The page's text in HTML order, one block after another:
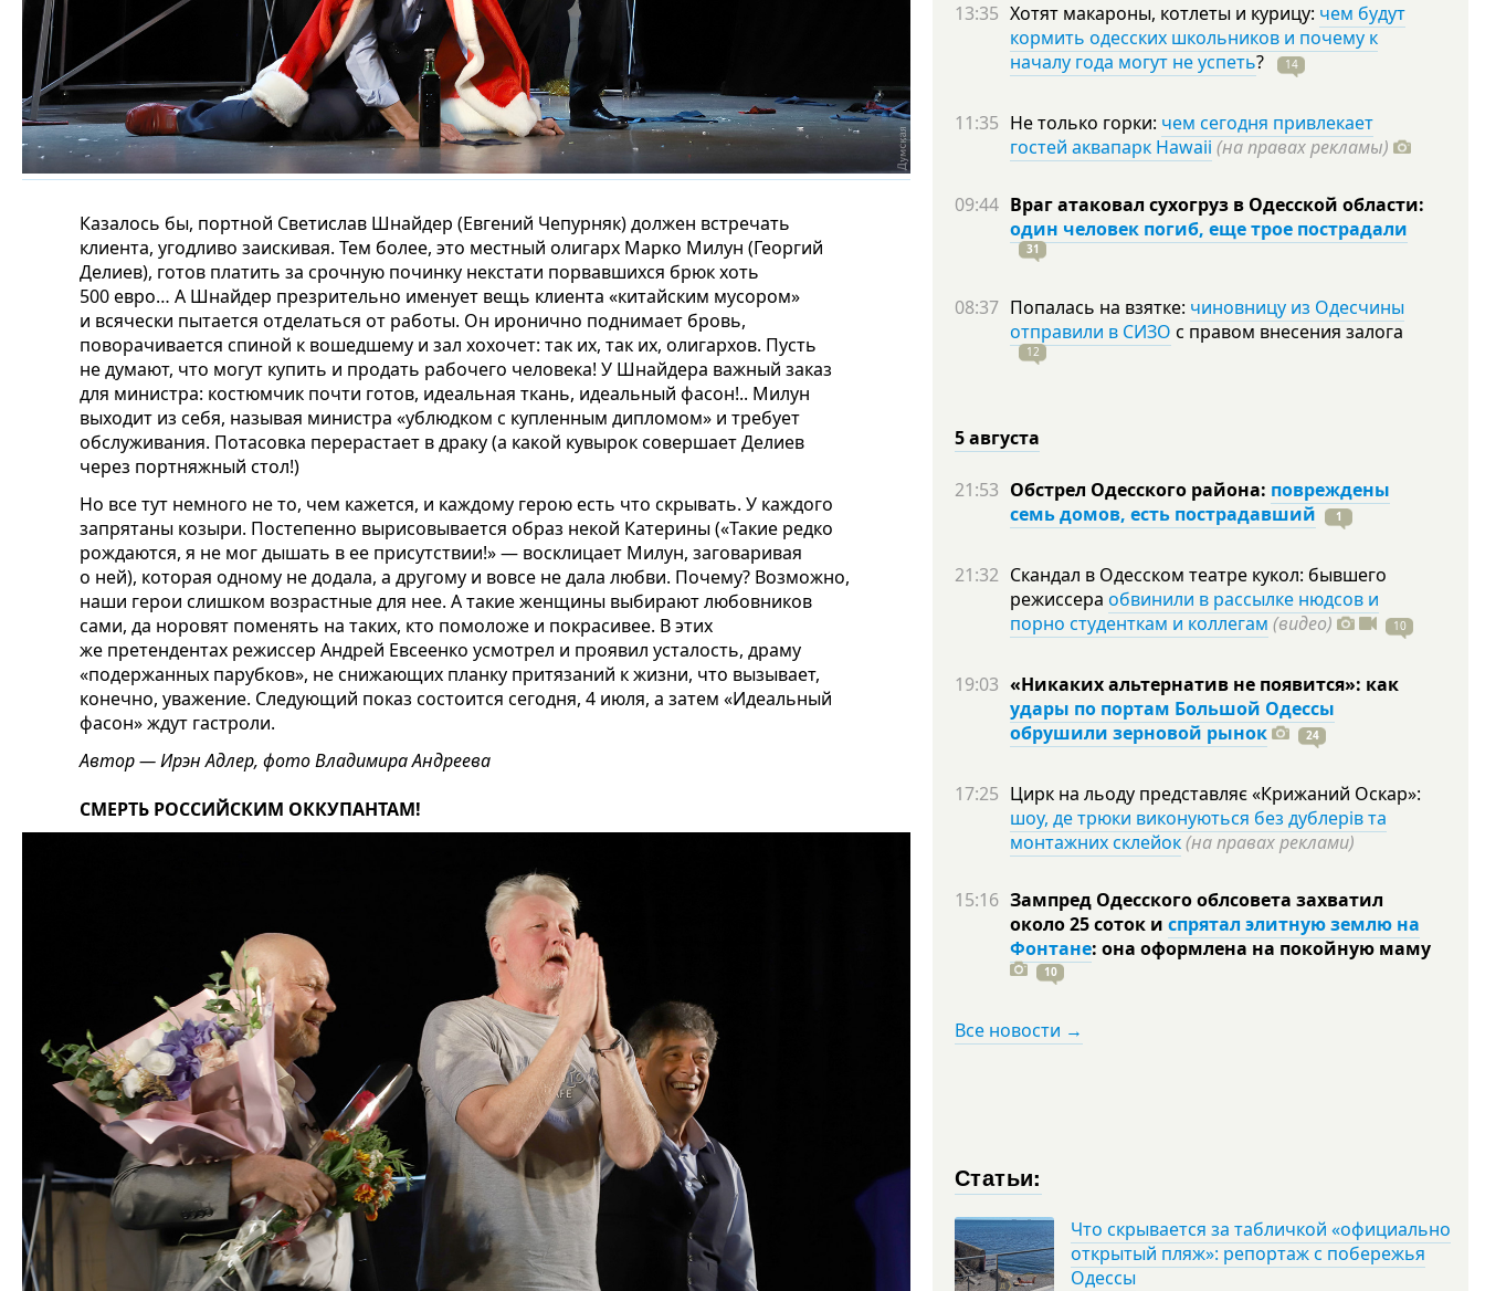
Казалось бы, портной Светислав Шнайдер (Евгений Чепурняк) должен встречать
клиента, угодливо заискивая. Тем более, это местный олигарх Марко Милун (Георгий
Делиев), готов платить за срочную починку некстати порвавшихся брюк хоть
500 евро… А Шнайдер презрительно именует вещь клиента «китайским мусором»
и всячески пытается отделаться от работы. Он иронично поднимает бровь,
поворачивается спиной к вошедшему и зал хохочет: так их, так их, олигархов. Пусть
не думают, что могут купить и продать рабочего человека! У Шнайдера важный заказ
для министра: костюмчик почти готов, идеальная ткань, идеальный фасон!.. Милун
выходит из себя, называя министра «ублюдком с купленным дипломом» и требует
обслуживания. Потасовка перерастает в драку (а какой кувырок совершает Делиев
через портняжный стол!)
Но все тут немного не то, чем кажется, и каждому герою есть что скрывать. У каждого
запрятаны козыри. Постепенно вырисовывается образ некой Катерины («Такие редко
рождаются, я не мог дышать в ее присутствии!» — восклицает Милун, заговаривая
о ней), которая одному не додала, а другому и вовсе не дала любви. Почему? Возможно,
наши герои слишком возрастные для нее. А такие женщины выбирают любовников
сами, да норовят поменять на таких, кто помоложе и покрасивее. В этих
же претендентах режиссер Андрей Евсеенко усмотрел и проявил усталость, драму
«подержанных парубков», не снижающих планку притязаний к жизни, что вызывает,
конечно, уважение. Следующий показ состоится сегодня, 4 июля, а затем «Идеальный
фасон» ждут гастроли.
Автор — Ирэн Адлер, фото Владимира Андреева
СМЕРТЬ РОССИЙСКИМ ОККУПАНТАМ!
13:35 Хотят макароны, котлеты и курицу: чем будут
кормить одесских школьников и почему к
началу года могут не успеть? 14
11:35 Не только горки: чем сегодня привлекает
гостей аквапарк Hawaii (на правах рекламы)
09:44 Враг атаковал сухогруз в Одесской области:
один человек погиб, еще трое пострадали
31
08:37 Попалась на взятке: чиновницу из Одесчины
отправили в СИЗО с правом внесения залога
12
5 августа
21:53 Обстрел Одесского района: повреждены
семь домов, есть пострадавший
1
21:32 Скандал в Одесском театре кукол: бывшего
режиссера обвинили в рассылке нюдсов и
порно студенткам и коллегам (видео) 10
19:03 «Никаких альтернатив не появится»: как
удары по портам Большой Одессы
обрушили зерновой рынок
24
17:25 Цирк на льоду представляє «Крижаний Оскар»:
шоу, де трюки виконуються без дублерів та
монтажних склейок(на правах реклами)
15:16 Зампред Одесского облсовета захватил
около 25 соток и спрятал элитную землю на
Фонтане: она оформлена на покойную маму
10
Все новости →
Статьи:
Что скрывается за табличкой «официально
открытый пляж»: репортаж с побережья
Одессы